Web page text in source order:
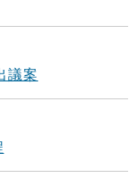
議案